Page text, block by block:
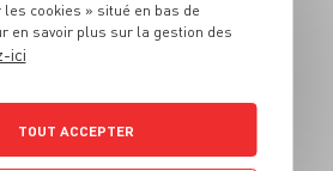
15 min 50 min
cookies » situé en bas de
en savoir plus sur la gestion des
ici
TOUT ACCEPTER